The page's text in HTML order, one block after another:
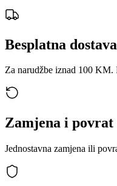
Besplatna dostava
Za narudžbe iznad 100 KM.
Zamjena i povrat
Jednostavna zamjena ili